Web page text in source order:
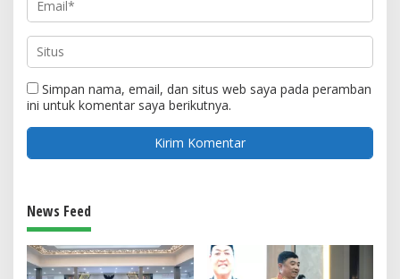
Simpan nama, email, dan situs web saya pada peramban
ini untuk komentar saya berikutnya.
News Feed